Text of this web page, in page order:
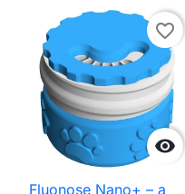

favorite_border
Fluonose Nano+ – a